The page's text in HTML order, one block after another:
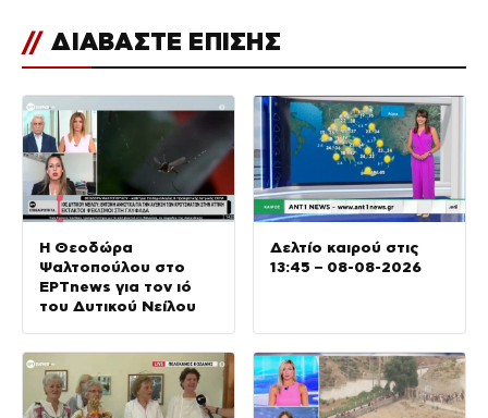
// ΔΙΑΒΑΣΤΕ ΕΠΙΣΗΣ
Η Θεοδώρα
Ψαλτοπούλου στο
ΕΡΤnews για τον ιό
του Δυτικού Νείλου
Δελτίο καιρού στις
13:45 – 08-08-2026